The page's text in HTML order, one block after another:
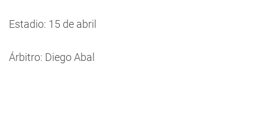
Estadio: 15 de abril
Árbitro: Diego Abal